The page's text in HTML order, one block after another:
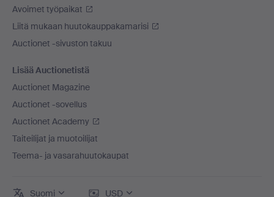
Avoimet työpaikat
Liitä mukaan huutokauppakamarisi
Auctionet -sivuston takuu
Lisää Auctionetistä
Auctionet Magazine
Auctionet -sovellus
Auctionet Academy
Taiteilijat ja muotoilijat
Teema- ja vasarahuutokaupat
Suomi USD